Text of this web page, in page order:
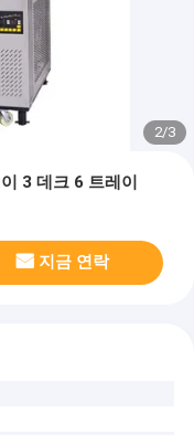
2/3
3 데크 6 트레이
지금 연락